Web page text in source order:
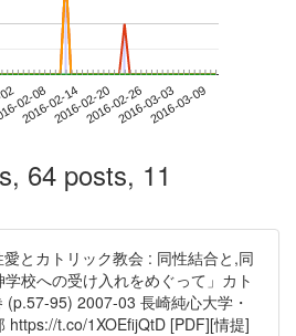
02-08
2016-02-142016-02-202016-02-262016-03-032016-03-09
64 posts, 11
愛とカトリック教会 : 同性結合と,同
校への受け入れをめぐって」カト
(p.57-95) 2007-03 長崎純心大学・
https://t.co/1XOEfijQtD [PDF][情提]